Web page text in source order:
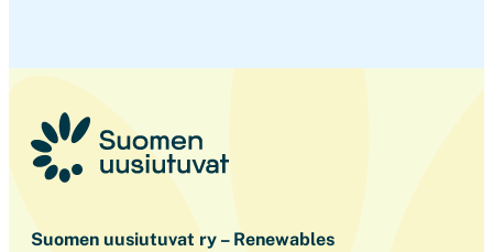
Suomen uusiutuvat ry – Renewables